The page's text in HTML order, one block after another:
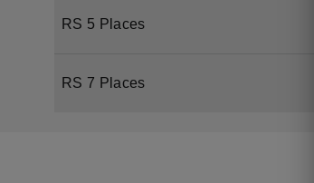
RS 5 Places
RS 7 Places